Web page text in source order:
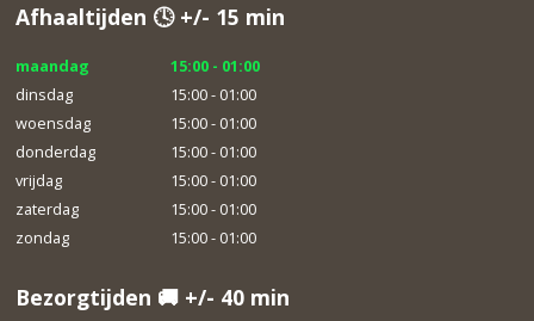
Afhaaltijden 🕓 +/- 15 min
maandag
15:00 - 01:00
dinsdag
15:00 - 01:00
woensdag
15:00 - 01:00
donderdag
15:00 - 01:00
vrijdag
15:00 - 01:00
zaterdag
15:00 - 01:00
zondag
15:00 - 01:00
Bezorgtijden 🚚 +/- 40 min